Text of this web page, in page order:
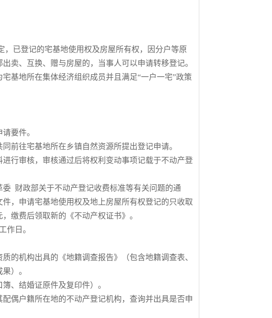
已登记的宅基地使用权及房屋所有权，因分户等原
卖、互换、赠与房屋的，当事人可以申请转移登记。
基地所在集体经济组织成员并且满足“一户一宅”政策
要件。
往宅基地所在乡镇自然资源所提出登记申请。
审核，审核通过后将权利变动事项记载于不动产登
财政部关于不动产登记收费标准等有关问题的通
件，申请宅基地使用权及地上房屋所有权登记的只收取
缴费后领取新的《不动产权证书》。
日。
机构出具的《地籍调查报告》（包含地籍调查表、
）。
、结婚证原件及复印件）。
户籍所在地的不动产登记机构，查询并出具是否申